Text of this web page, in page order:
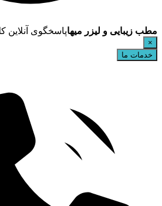
مطب زیبایی و لیزر میهاپاسخگوی آنلاین
×
خدمات ما